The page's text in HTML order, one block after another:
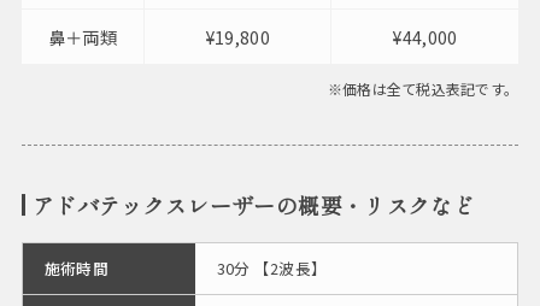
鼻＋両類 ¥19,800 ¥44,000
※価格は全て税込表記です。
アドバテックスレーザーの概要・リスクなど
施術時間 30分 【2波長】